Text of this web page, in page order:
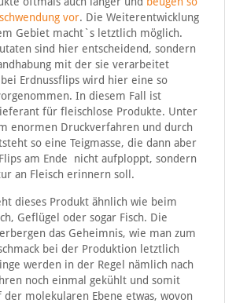
vor. Die Weiterentwicklung
Gebiet macht`s letztlich möglich.
sind hier entscheidend, sondern
mit der sie verarbeitet
Erdnussflips wird hier eine so
In diesem Fall ist
für fleischlose Produkte. Unter
enormen Druckverfahren und durch
so eine Teigmasse, die dann aber
am Ende nicht aufploppt, sondern
an Fleisch erinnern soll.
dieses Produkt ähnlich wie beim
Geflügel oder sogar Fisch. Die
das Geheimnis, wie man zum
bei der Produktion letztlich
werden in der Regel nämlich nach
noch einmal gekühlt und somit
molekularen Ebene etwas, wovon